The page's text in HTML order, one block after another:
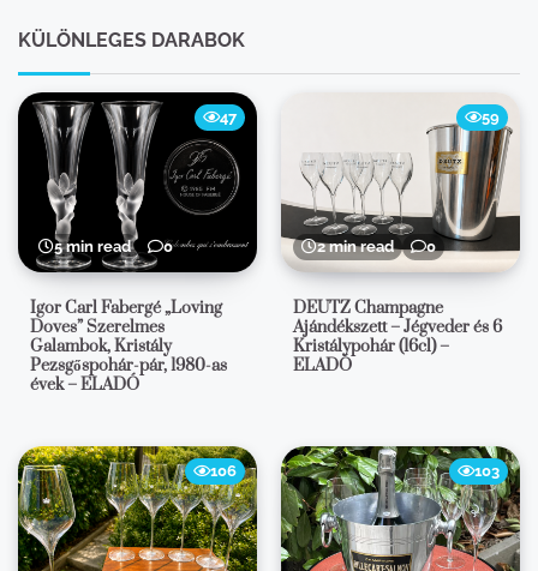
KÜLÖNLEGES DARABOK
5 min read 0
47
Igor Carl Fabergé „Loving
Doves” Szerelmes
Galambok, Kristály
Pezsgőspohár-pár, 1980-as
évek – ELADÓ
2 min read 0
59
DEUTZ Champagne
Ajándékszett – Jégveder és 6
Kristálypohár (16cl) –
ELADÓ
106 103